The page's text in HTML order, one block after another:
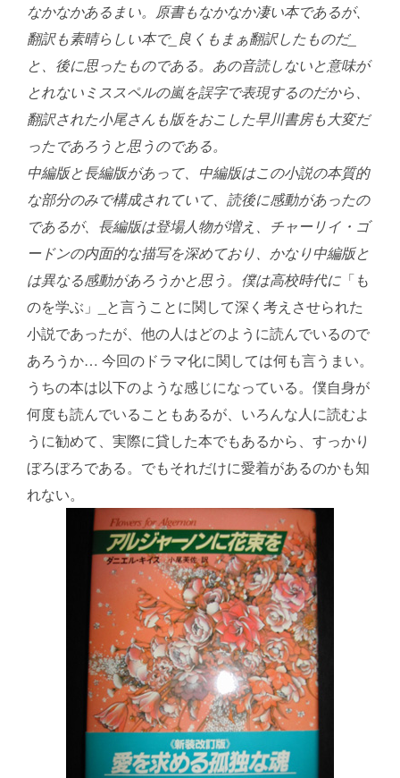
なかなかあるまい。原書もなかなか凄い本であるが、
翻訳も素晴らしい本で_良くもまぁ翻訳したものだ_
と、後に思ったものである。あの音読しないと意味が
とれないミススペルの嵐を誤字で表現するのだから、
翻訳された小尾さんも版をおこした早川書房も大変だ
ったであろうと思うのである。
中編版と長編版があって、中編版はこの小説の本質的
な部分のみで構成されていて、読後に感動があったの
であるが、長編版は登場人物が増え、チャーリイ・ゴ
ードンの内面的な描写を深めており、かなり中編版と
は異なる感動があろうかと思う。僕は高校時代に 「も
のを学ぶ」_と言うことに関して深く考えさせられた
小説であったが、他の人はどのように読んでいるので
あろうか… 今回のドラマ化に関しては何も言うまい。
うちの本は以下のような感じになっている。僕自身が
何度も読んでいることもあるが、いろんな人に読むよ
うに勧めて、実際に貸した本でもあるから、すっかり
ぼろぼろである。でもそれだけに愛着があるのかも知
れない。